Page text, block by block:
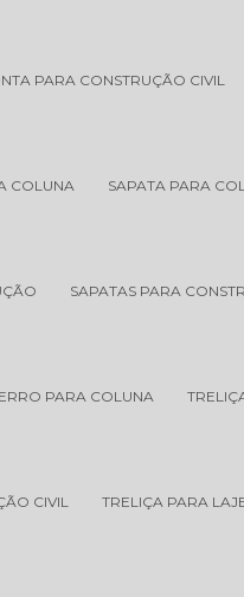
PARA CONSTRUÇÃO CIVIL
COLUNA SAPATA PARA
SAPATAS PARA
PARA COLUNA
CIVIL TRELIÇA PARA